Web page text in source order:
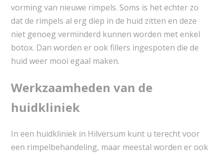
vorming van nieuwe rimpels. Soms is het echter zo
dat de rimpels al erg diep in de huid zitten en deze
niet genoeg verminderd kunnen worden met enkel
botox. Dan worden er ook fillers ingespoten die de
huid weer mooi egaal maken.
Werkzaamheden van de
huidkliniek
In een huidkliniek in Hilversum kunt u terecht voor
een rimpelbehandeling, maar meestal worden er ook